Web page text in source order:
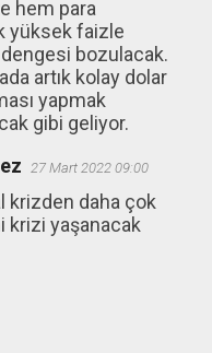
hem para
yüksek faizle
bozulacak.
artık kolay dolar
yapmak
gibi geliyor.
27 Mart 2022 09:00
krizden daha çok
krizi yaşanacak